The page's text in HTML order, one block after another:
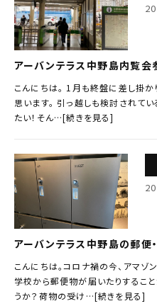
アーバンテラス中野島内覧会
こんにちは。 1月も終盤に差し掛
思います。 引っ越しも検討されて
たい！そん…[続きを見る]
アーバンテラス中野島の郵便
こんにちは。コロナ禍の今、アマゾ
学校から郵便物が届いたりするこ
うか？荷物の受け…[続きを見る]